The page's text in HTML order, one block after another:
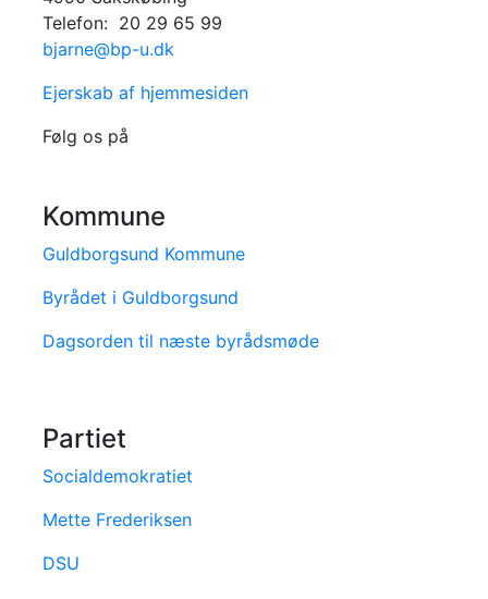
Telefon: 20 29 65 99
bjarne@bp-u.dk
Ejerskab af hjemmesiden
Følg os på
Kommune
Guldborgsund Kommune
Byrådet i Guldborgsund
Dagsorden til næste byrådsmøde
Partiet
Socialdemokratiet
Mette Frederiksen
DSU